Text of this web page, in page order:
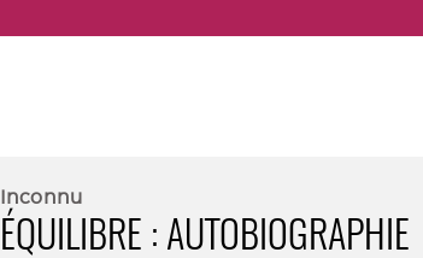
Inconnu
ÉQUILIBRE : AUTOBIOGRAPHIE